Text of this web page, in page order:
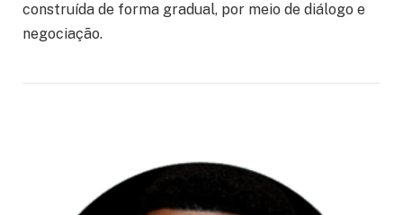
construída de forma gradual, por meio de diálogo e
negociação.